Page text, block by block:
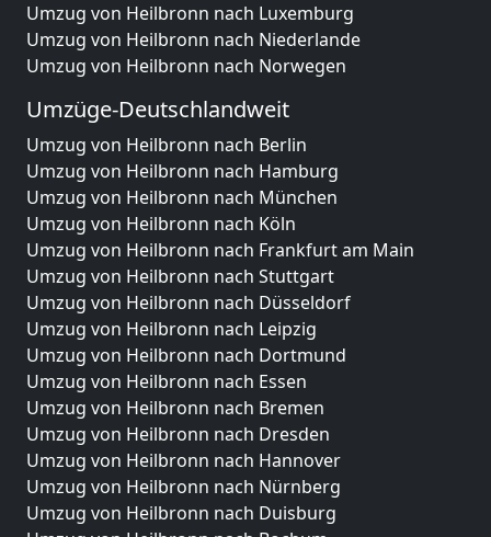
Umzug von Heilbronn nach Luxemburg
Umzug von Heilbronn nach Niederlande
Umzug von Heilbronn nach Norwegen
Umzüge-Deutschlandweit
Umzug von Heilbronn nach Berlin
Umzug von Heilbronn nach Hamburg
Umzug von Heilbronn nach München
Umzug von Heilbronn nach Köln
Umzug von Heilbronn nach Frankfurt am Main
Umzug von Heilbronn nach Stuttgart
Umzug von Heilbronn nach Düsseldorf
Umzug von Heilbronn nach Leipzig
Umzug von Heilbronn nach Dortmund
Umzug von Heilbronn nach Essen
Umzug von Heilbronn nach Bremen
Umzug von Heilbronn nach Dresden
Umzug von Heilbronn nach Hannover
Umzug von Heilbronn nach Nürnberg
Umzug von Heilbronn nach Duisburg